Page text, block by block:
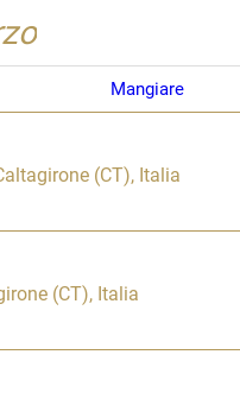
Mangiare
(CT), Italia
(CT), Italia